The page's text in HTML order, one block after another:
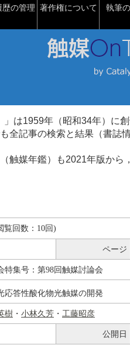
歴の管理 著作権について 執筆
」は1959年（昭和34年）に
全記事の検索と結果（書誌
触媒年鑑）も2021年版か
覧回数：10回)
ページ
特集号：第98回触媒討論会
応答性酸化物光触媒の開発
樹 ・ 小林久芳 ・ 工藤昭彦
公開日